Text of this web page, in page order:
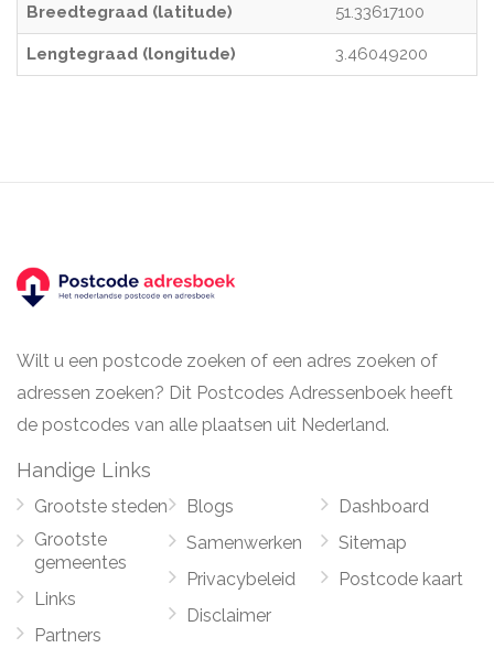
Breedtegraad (latitude) 51.33617100
Lengtegraad (longitude) 3.46049200
Wilt u een postcode zoeken of een adres zoeken of
adressen zoeken? Dit Postcodes Adressenboek heeft
de postcodes van alle plaatsen uit Nederland.
Handige Links
Grootste steden
Grootste
gemeentes
Links
Partners
Blogs
Samenwerken
Privacybeleid
Disclaimer
Dashboard
Sitemap
Postcode kaart